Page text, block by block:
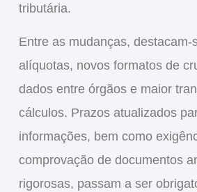
tributária.
Entre as mudanças, destacam-
alíquotas, novos formatos de
dados entre órgãos e maior
cálculos. Prazos atualizados
informações, bem como
comprovação de documentos
rigorosas, passam a ser